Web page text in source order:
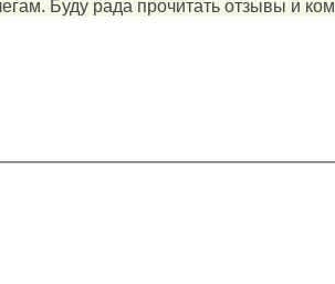
Буду рада прочитать отзывы и